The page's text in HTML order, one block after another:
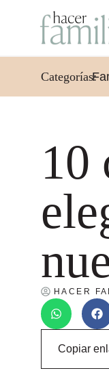
Categorías:
10
HACER
Copiar